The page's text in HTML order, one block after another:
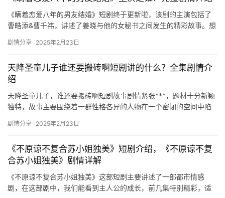
《瞒着恋爱八年的男友结婚》短剧终于更新啦，该剧的主演包括了
曹皓添&曹千祎，讲述了姜晓与他的女秘书之间发生的精彩故事。想
剧情分享 2025年2月23日
天降圣童儿子谁还要搬砖啊短剧讲的什么？全集剧情介
绍
天降圣童儿子，谁还要搬砖啊短剧故事剧情紧张***，题材十分新颖
独特，故事主要围绕着一群性格各异的人物在一个密闭的空间中陷
剧情分享 2025年2月23日
《不原谅不复合苏小姐独美》短剧介绍，《不原谅不复
合苏小姐独美》剧情详解
《不原谅不复合苏小姐独美》这部短剧主要讲述了一部都市情感
剧，在这部剧中，我们能看到主人公的成长，前几集特别精彩，适